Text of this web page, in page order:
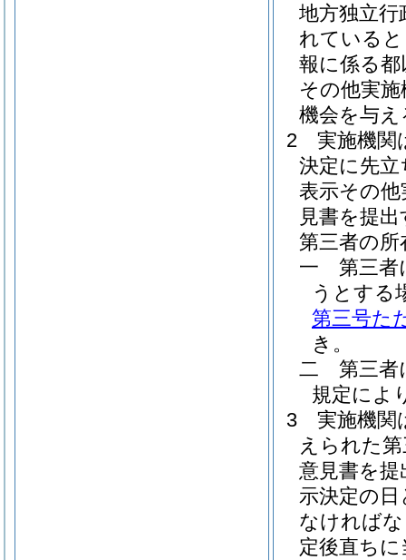
地方独立行
れている
報に係る
その他実
機会を与
2
実施機関
決定に先
表示その
見書を提
第三者の
一
第三者
うとする
第三号た
き。
二
第三者
規定によ
3
実施機関
えられた
意見書を
示決定の
なければ
定後直ち